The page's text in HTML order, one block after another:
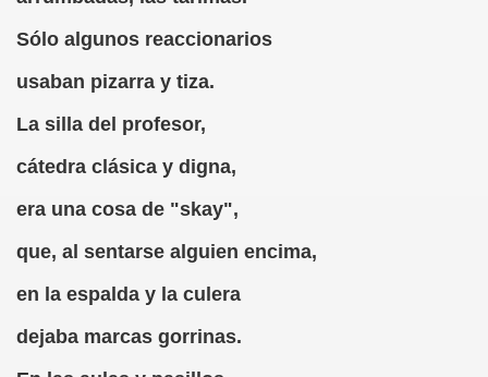
Sólo algunos reaccionarios
usaban pizarra y tiza.
La silla del profesor,
cátedra clásica y digna,
era una cosa de "skay",
que, al sentarse alguien encima,
en la espalda y la culera
dejaba marcas gorrinas.
Feroz